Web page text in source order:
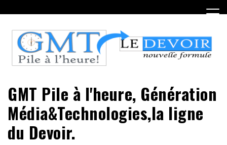
to
content
GMT Pile à l'heure, Génération
Média&Technologies,la ligne
du Devoir.